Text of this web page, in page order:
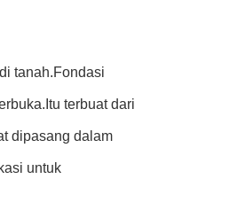
tanah.Fondasi
terbuat dari
dipasang dalam
untuk